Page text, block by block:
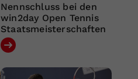
Nennschluss bei den
win2day Open Tennis
Staatsmeisterschaften